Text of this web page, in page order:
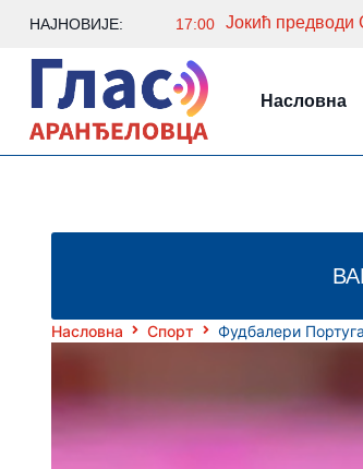
НАЈНОВИЈЕ: 17:00 Јокић предводи
Насловна
Насловна Спорт Фудбалери